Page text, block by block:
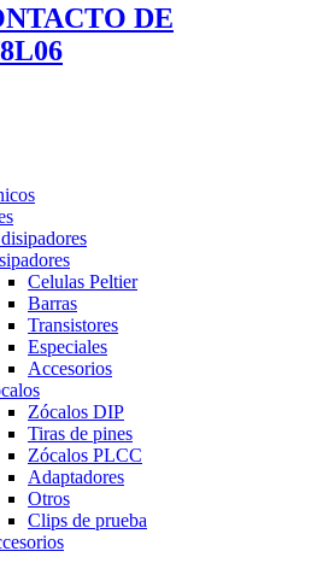
DE
Celulas Peltier
Barras
Transistores
Especiales
Accesorios
Zócalos DIP
Tiras de pines
Zócalos PLCC
Adaptadores
Otros
Clips de prueba